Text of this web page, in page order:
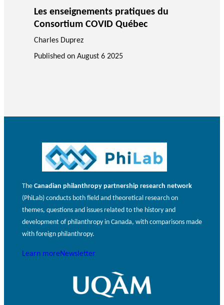
Les enseignements pratiques du
Consortium COVID Québec
Charles Duprez
Published on August 6 2025
TheCanadian philanthropy partnership research network
(PhiLab) conducts both field and theoretical research on
themes, questions and issues related to the history and
development of philanthropy in Canada, with comparisons made
with foreign philanthropy.
Learn moreNewsletter